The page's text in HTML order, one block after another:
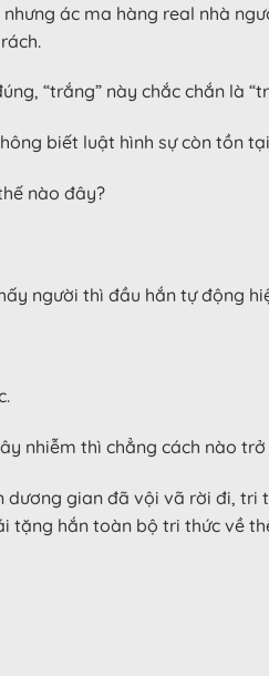
ác ma hàng real nhà
“trắng” này chắc chắn là
biết luật hình sự còn tồn
nào đây?
người thì đầu hắn tự động
nhiễm thì chẳng cách nào
gian đã vội vã rời đi, tri
tặng hắn toàn bộ tri thức về